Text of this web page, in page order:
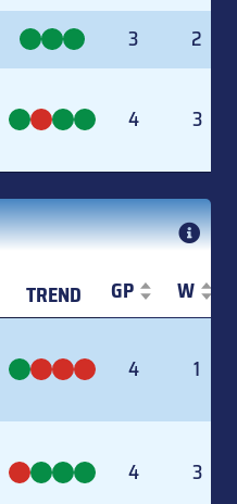
3 2
4 3
TREND GP
W
4 1
4 3